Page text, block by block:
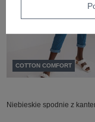
COTTON COMFORT
Niebieskie spodnie z